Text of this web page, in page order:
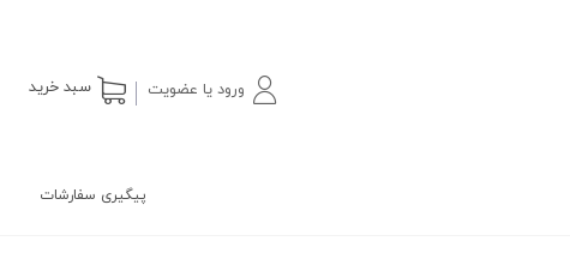
ورود یا عضویت سبد خرید
پیگیری سفارشات